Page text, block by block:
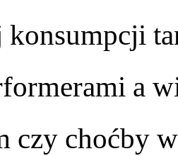
a
czy choćby